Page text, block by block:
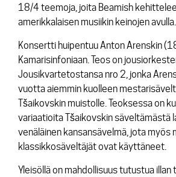
18/4 teemoja, joita Beamish
amerikkalaisen musiikin keinojen avulla.
Konsertti huipentuu Anton Arenskin
Kamarisinfoniaan. Teos on
Jousikvartetostansa nro 2, jonka
vuotta aiemmin kuolleen
Tšaikovskin muistolle. Teoksessa on
variaatioita Tšaikovskin säveltämästä
venäläinen kansansävelmä, jota myös
klassikkosäveltäjät ovat käyttäneet.
Yleisöllä on mahdollisuus tutustua illan